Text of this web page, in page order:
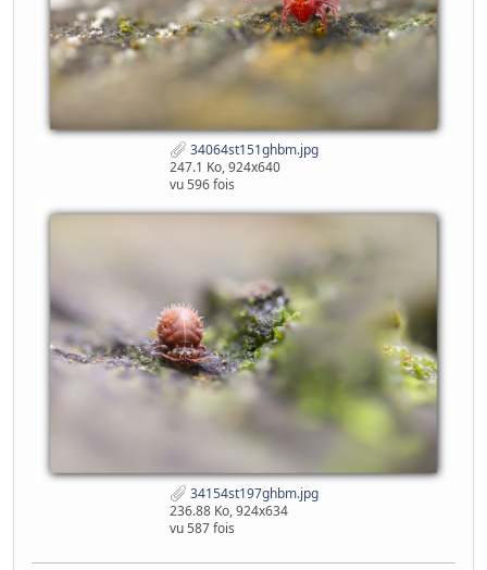
34064st151ghbm.jpg
247.1 Ko, 924x640
vu 596 fois
34154st197ghbm.jpg
236.88 Ko, 924x634
vu 587 fois